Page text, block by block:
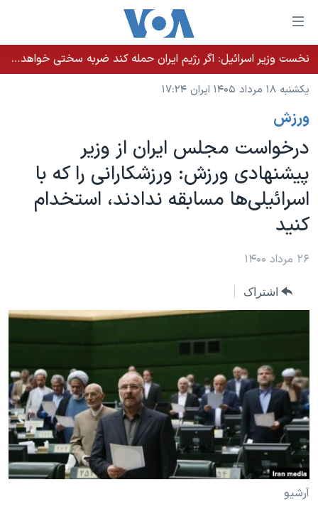
لینکهای
قابل
دسترسی
جهش
محتوای
اصلی
جهش
به
صفحه
اصلی
جهش
به
خانه
نسخه سبک وب‌سایت
موضوع ها
ایران
آمریکا
جهان
ورزشی
گزیده‌ها
اقتصادی
علم و فناوری
اسرائیل در جنگ
گالری عکس
برنامه های تلویزیونی
جدول برنامه ها
صفحه‌های ویژه
جام جهانی ۲۰۲۶
عملیات خشم حماسی
انتخابات ریاست جمهوری آمریکا ۲۰۲۴
حمله جمهوری اسلامی به اسرائیل
رمز مهسا
ورزش زنان در ایران
اعتراضات زن، زندگی، آزادی
فرکانس‌های صدای آمریکا
پخش رادیویی
یادگیری زبان انگلیسی
زبانهای مختلف
نخست وزیر اسرائيل: اگر رژیم ایران حمله کند ضربه سختی خواهد خورد
یکشنبه ۱۸ مرداد ۱۴۰۵ ایران ۱۷:۲۴
ورزش
درخواست مجلس ایران از وزیر
پیشنهادی ورزش: ورزشکارانی را که با
اسرائیلی‌ها مسابقه ندادند، استخدام
کنید
۲۶ مرداد ۱۴۰۰
اشتراک
آرشیو